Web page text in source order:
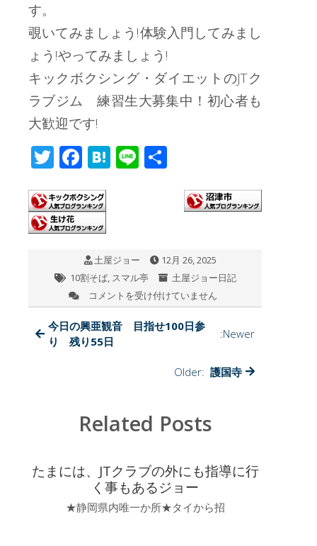
す。
覗いてみましょう!体験入門してみまし
ょう!やってみましょう!
キックボクシング・ダイエットのJTク
ラブジム 練習生大募集中！初心者も
大歓迎です!
T
tt
er
F
e
b
o
o
k
H
a
Li
土屋ジョー
12月 26, 2025
10割そば, スマル亭
土屋ジョー日記
そ
ば
粉
100％、
ス
マ
は、
蹴
46
コメントを受け付けていません
今日の興亜観音 目指せ100日参
り 残り55日
:Newer
Older: 護国寺
Related Posts
たまには、JTクラブの外にも指導に行
く事もあるジョー
★静岡県内唯一か所★タイから招